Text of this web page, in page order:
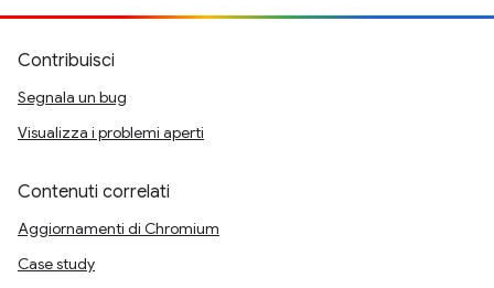
Contribuisci
Segnala un bug
Visualizza i problemi aperti
Contenuti correlati
Aggiornamenti di Chromium
Case study